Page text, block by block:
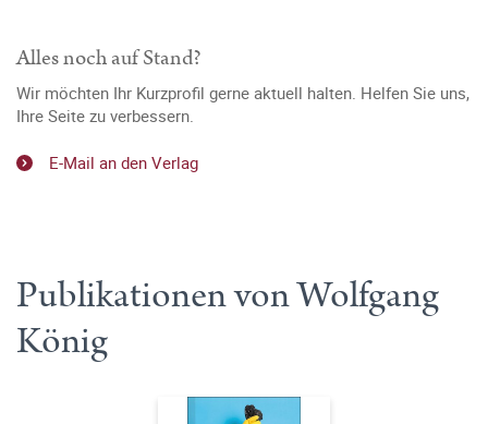
Alles noch auf Stand?
Wir möchten Ihr Kurzprofil gerne aktuell halten. Helfen Sie uns,
Ihre Seite zu verbessern.
E-Mail an den Verlag
Publikationen von Wolfgang
König